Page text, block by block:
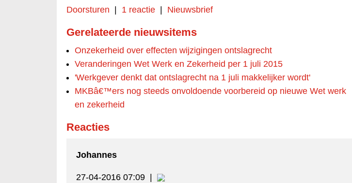
Doorsturen 1 reactie Nieuwsbrief
Gerelateerde nieuwsitems
Onzekerheid over effecten wijzigingen ontslagrecht
Veranderingen Wet Werk en Zekerheid per 1 juli 2015
'Werkgever denkt dat ontslagrecht na 1 juli makkelijker wordt'
MKBâ€™ers nog steeds onvoldoende voorbereid op nieuwe Wet werk
en zekerheid
Reacties
Johannes
27-04-2016 07:09